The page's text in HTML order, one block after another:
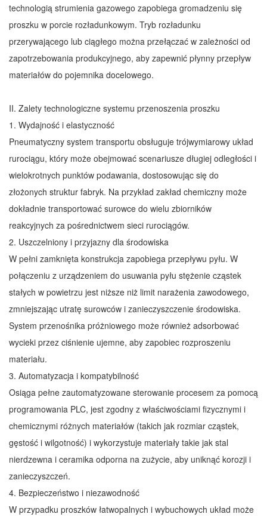
technologią strumienia gazowego zapobiega gromadzeniu się
proszku w porcie rozładunkowym. Tryb rozładunku
przerywającego lub ciągłego można przełączać w zależności od
zapotrzebowania produkcyjnego, aby zapewnić płynny przepływ
materiałów do pojemnika docelowego.
II. Zalety technologiczne systemu przenoszenia proszku
1. Wydajność i elastyczność
Pneumatyczny system transportu obsługuje trójwymiarowy układ
rurociągu, który może obejmować scenariusze długiej odległości i
wielokrotnych punktów podawania, dostosowując się do
złożonych struktur fabryk. Na przykład zakład chemiczny może
dokładnie transportować surowce do wielu zbiorników
reakcyjnych za pośrednictwem sieci rurociągów.
2. Uszczelniony i przyjazny dla środowiska
W pełni zamknięta konstrukcja zapobiega przepływu pyłu. W
połączeniu z urządzeniem do usuwania pyłu stężenie cząstek
stałych w powietrzu jest niższe niż limit narażenia zawodowego,
zmniejszając utratę surowców i zanieczyszczenie środowiska.
System przenośnika próżniowego może również adsorbować
wycieki przez ciśnienie ujemne, aby zapobiec rozproszeniu
materiału.
3. Automatyzacja i kompatybilność
Osiąga pełne zautomatyzowane sterowanie procesem za pomocą
programowania PLC, jest zgodny z właściwościami fizycznymi i
chemicznymi różnych materiałów (takich jak rozmiar cząstek,
gęstość i wilgotność) i wykorzystuje materiały takie jak stal
nierdzewna i ceramika odporna na zużycie, aby uniknąć korozji i
zanieczyszczeń.
4. Bezpieczeństwo i niezawodność
W przypadku proszków łatwopalnych i wybuchowych układ może